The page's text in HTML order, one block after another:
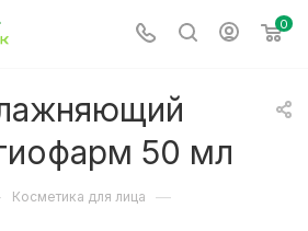
0
50 мл
Косметика для лица —